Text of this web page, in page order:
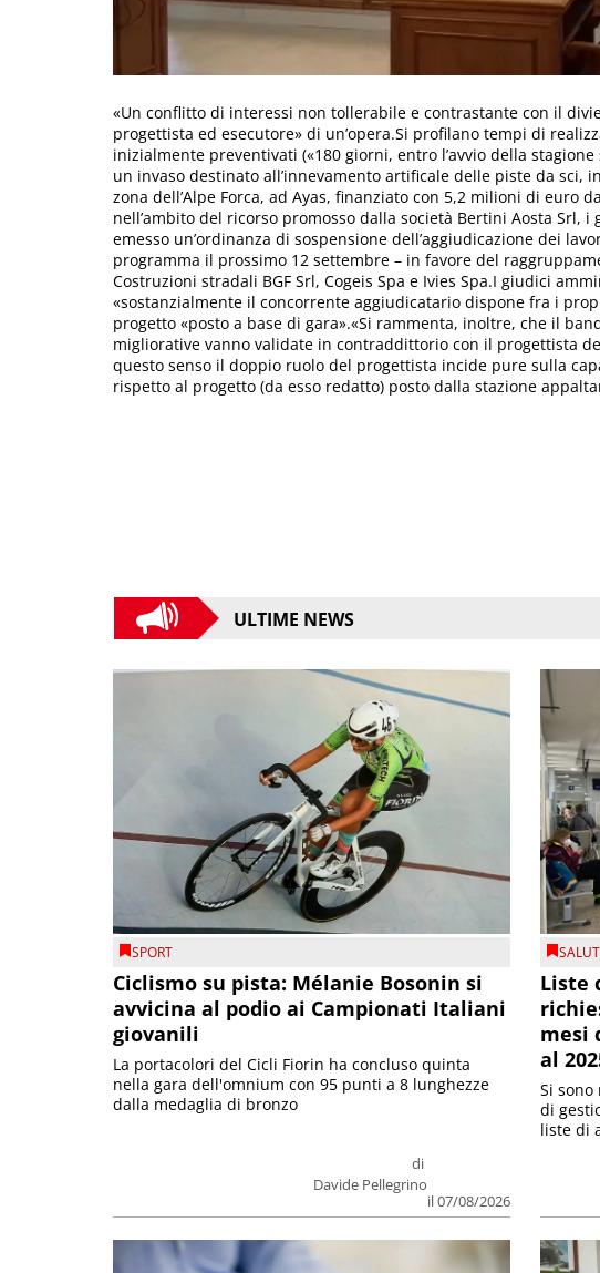
«Un conflitto di interessi non tollerabile e contrastante con il
progettista ed esecutore» di un’opera.Si profilano tempi di
inizialmente preventivati («180 giorni, entro l’avvio della
un invaso destinato all’innevamento artificale delle piste da sci,
zona dell’Alpe Forca, ad Ayas, finanziato con 5,2 milioni di euro
nell’ambito del ricorso promosso dalla società Bertini Aosta Srl, i
emesso un’ordinanza di sospensione dell’aggiudicazione dei
programma il prossimo 12 settembre – in favore del
Costruzioni stradali BGF Srl, Cogeis Spa e Ivies Spa.I giudici
«sostanzialmente il concorrente aggiudicatario dispone fra i
progetto «posto a base di gara».«Si rammenta, inoltre, che il
migliorative vanno validate in contraddittorio con il progettista
questo senso il doppio ruolo del progettista incide pure sulla
rispetto al progetto (da esso redatto) posto dalla stazione
ULTIME NEWS
SPORT
Ciclismo su pista: Mélanie Bosonin si
avvicina al podio ai Campionati Italiani
giovanili
di
Davide Pellegrino
il 07/08/2026
La portacolori del Cicli Fiorin ha concluso quinta
nella gara dell'omnium con 95 punti a 8 lunghezze
dalla medaglia di bronzo
Liste
mesi
al
Si
di
liste di